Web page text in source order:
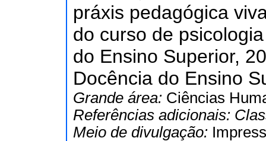
práxis pedagógica
do curso de
do Ensino Superior,
Docência do Ensino
Grande área: Ciências
Referências adicionais:
Meio de divulgação: